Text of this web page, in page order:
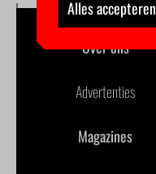
Over ons
Advertenties
Magazines
Alles accepteren